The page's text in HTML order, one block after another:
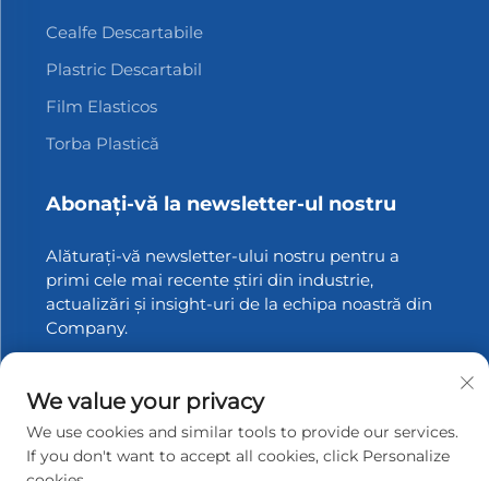
Cealfe Descartabile
Plastric Descartabil
Film Elasticos
Torba Plastică
Abonați-vă la newsletter-ul nostru
Alăturați-vă newsletter-ului nostru pentru a
primi cele mai recente știri din industrie,
actualizări și insight-uri de la echipa noastră din
Company.
We value your privacy
We use cookies and similar tools to provide our services.
If you don't want to accept all cookies, click Personalize